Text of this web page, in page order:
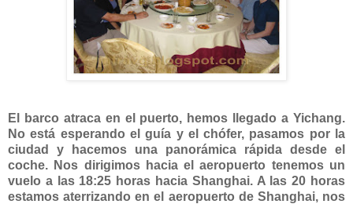
El barco atraca en el puerto, hemos llegado a Yichang.
No está esperando el guía y el chófer, pasamos por la
ciudad y hacemos una panorámica rápida desde el
coche. Nos dirigimos hacia el aeropuerto tenemos un
vuelo a las 18:25 horas hacia Shanghai. A las 20 horas
estamos aterrizando en el aeropuerto de Shanghai, nos